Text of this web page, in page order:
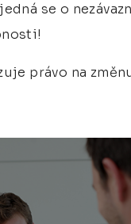
se o
právo na